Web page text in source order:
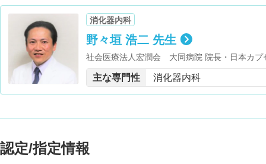
消化器内科
野々垣 浩二 先生
社会医療法人宏潤会 大同病院 院長・日本カプ
員・名古屋大学 医学部臨床教授・日本消化器
学会 東海支部会評議員・日本超音波医学会 中
員
主な専門性 消化器内科
認定/指定情報